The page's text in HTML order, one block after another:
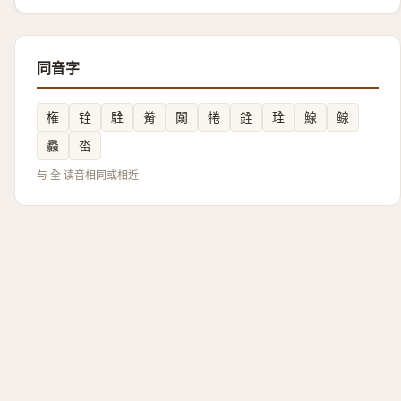
同音字
権 铨 駩 觠 闎 犈 銓 㻇 鰁
鳈
灥
畓
与 全 读音相同或相近